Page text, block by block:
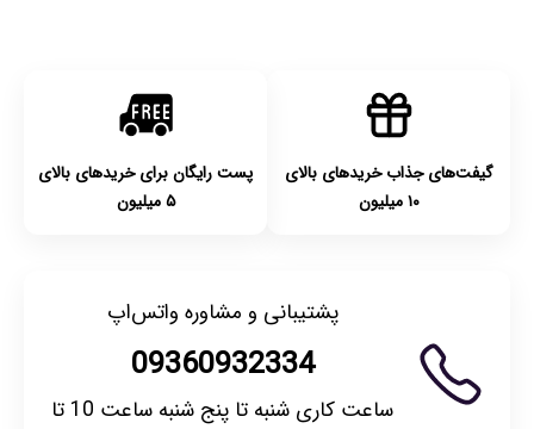
گیفت‌های جذاب خریدهای بالای
۱۰ میلیون
پست رایگان برای خریدهای بالای
۵ میلیون
پشتیبانی و مشاوره واتس‌اپ
09360932334
ساعت کاری شنبه تا پنج شنبه ساعت 10 تا